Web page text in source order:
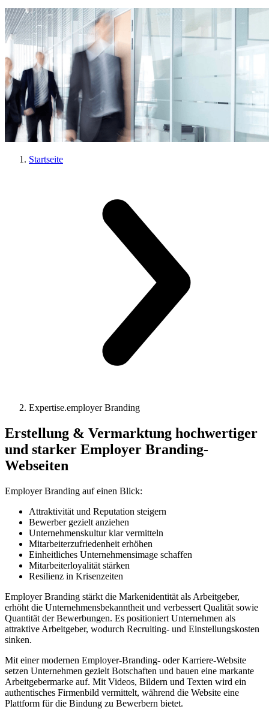
Startseite
Expertise.employer Branding
Erstellung & Vermarktung hochwertiger
und starker Employer Branding-
Webseiten
Employer Branding auf einen Blick:
Attraktivität und Reputation steigern
Bewerber gezielt anziehen
Unternehmenskultur klar vermitteln
Mitarbeiterzufriedenheit erhöhen
Einheitliches Unternehmensimage schaffen
Mitarbeiterloyalität stärken
Resilienz in Krisenzeiten
Employer Branding stärkt die Markenidentität als Arbeitgeber,
erhöht die Unternehmensbekanntheit und verbessert Qualität sowie
Quantität der Bewerbungen. Es positioniert Unternehmen als
attraktive Arbeitgeber, wodurch Recruiting- und Einstellungskosten
sinken.
Mit einer modernen Employer-Branding- oder Karriere-Website
setzen Unternehmen gezielt Botschaften und bauen eine markante
Arbeitgebermarke auf. Mit Videos, Bildern und Texten wird ein
authentisches Firmenbild vermittelt, während die Website eine
Plattform für die Bindung zu Bewerbern bietet.